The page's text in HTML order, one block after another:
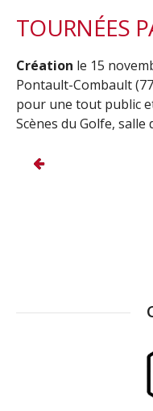
TOURNÉES
Création le 15
Pontault-Combault
pour une tout public
Scènes du Golfe,